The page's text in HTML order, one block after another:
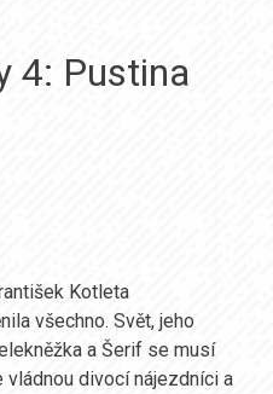
4: Pustina
Kotleta
všechno. Svět, jeho
a Šerif se musí
divocí nájezdníci a